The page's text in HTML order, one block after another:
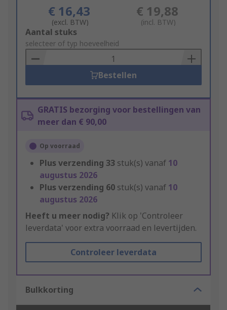
€ 16,43
(excl. BTW)
€ 19,88
(incl. BTW)
Add
to
Basket
Aantal stuks
selecteer of typ hoeveelheid
Bestellen
GRATIS bezorging voor bestellingen van
meer dan € 90,00
Op voorraad
Plus verzending 33 stuk(s) vanaf 10
augustus 2026
Plus verzending 60 stuk(s) vanaf 10
augustus 2026
Heeft u meer nodig? Klik op 'Controleer
leverdata' voor extra voorraad en levertijden.
Controleer leverdata
Bulkkorting